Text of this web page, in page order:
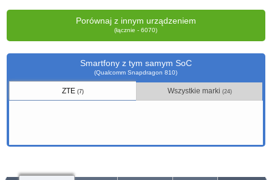
Porównaj z innym urządzeniem
(łącznie - 6070)
Smartfony z tym samym SoC
(Qualcomm Snapdragon 810)
ZTE(7) Wszystkie marki (24)